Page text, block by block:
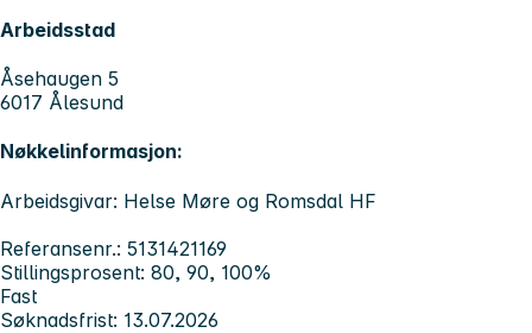
Arbeidsstad
Åsehaugen 5
6017 Ålesund
Nøkkelinformasjon:
Arbeidsgivar: Helse Møre og Romsdal HF
Referansenr.: 5131421169
Stillingsprosent: 80, 90, 100%
Fast
Søknadsfrist: 13.07.2026